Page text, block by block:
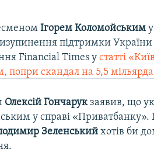
Ігорем Коломойським
підтримки України
Financial Times устатті
скандал на 5,5 мільярда
Олексій Гончарукзаявив, що
у справі «Приватбанку».
Зеленський хотів би